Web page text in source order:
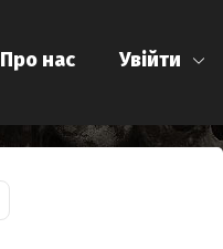
Увійти
Про нас